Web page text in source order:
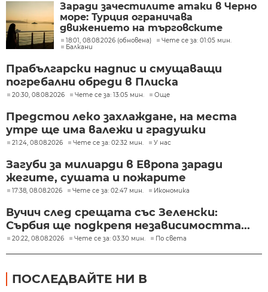
Заради зачестилите атаки в Черно
море: Турция ограничава
движението на търговските
кораби
18:01, 08.08.2026 (обновена)
Чете се за: 01:05 мин.
Балкани
Прабългарски надпис и смущаващи
погребални обреди в Плиска
20:30, 08.08.2026 Чете се за: 13:05 мин. Още
Предстои леко захлаждане, на места
утре ще има валежи и градушки
21:24, 08.08.2026 Чете се за: 02:32 мин. У нас
Загуби за милиарди в Европа заради
жегите, сушата и пожарите
17:38, 08.08.2026 Чете се за: 02:47 мин. Икономика
Вучич след срещата със Зеленски:
Сърбия ще подкрепя независимостта...
20:22, 08.08.2026 Чете се за: 03:30 мин. По света
ПОСЛЕДВАЙТЕ НИ В